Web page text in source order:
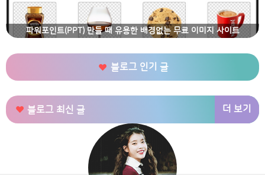
파워포인트(PPT) 만들 때 유용한 배경없는 무료 이미지 사이트
블로그 인기 글
블로그 최신 글 더 보기